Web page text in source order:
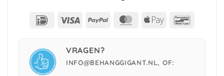
IDeal Visa PayPal MasterCard
Apple
VRAGEN?
INFO@BEHANGGIGANT.NL, OF: